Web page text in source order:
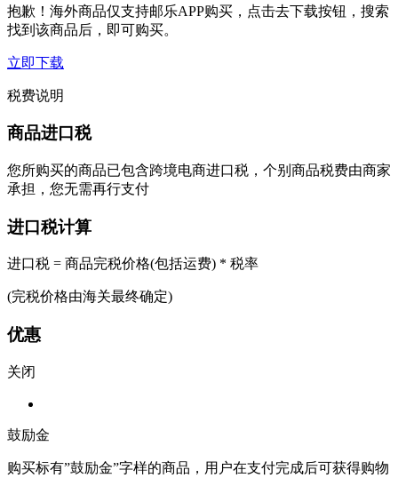
抱歉！海外商品仅支持邮乐APP购买，点击去下载按钮，搜索
找到该商品后，即可购买。
立即下载
税费说明
商品进口税
您所购买的商品已包含跨境电商进口税，个别商品税费由商家
承担，您无需再行支付
进口税计算
进口税 = 商品完税价格(包括运费) * 税率
(完税价格由海关最终确定)
优惠
关闭
鼓励金
购买标有”鼓励金”字样的商品，用户在支付完成后可获得购物